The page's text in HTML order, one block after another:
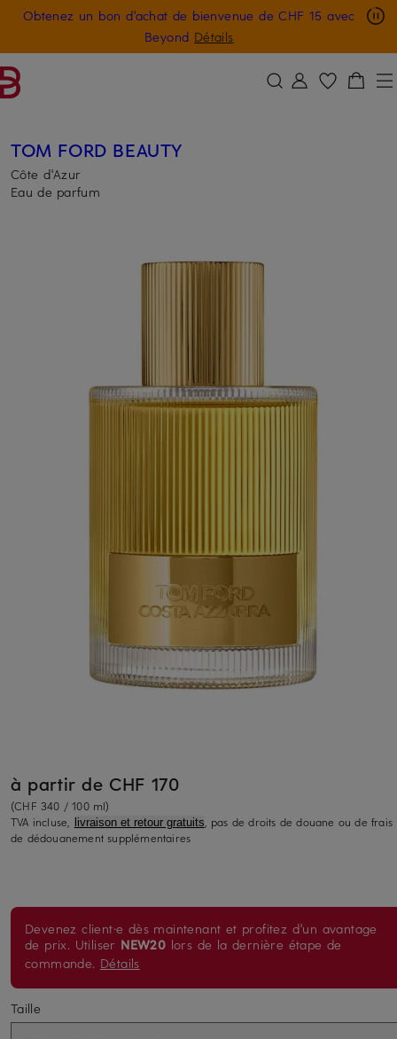
PASSER AU CONTENU PRINCIPAL PASSER AU CHAMP DE
Obtenez un bon d'achat de bienvenue de CHF 15 avec
Beyond Détails
TOM FORD BEAUTY
Côte d'Azur
Eau de parfum
à partir de CHF 170
(CHF 340 / 100 ml)
TVA incluse,
livraison et retour gratuits , pas de droits de douane ou de frais
de dédouanement supplémentaires
Devenez client·e dès maintenant et profitez d'un avantage
de prix. Utiliser NEW20 lors de la dernière étape de
commande. Détails
Taille